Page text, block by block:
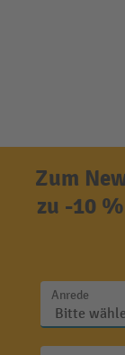
Zum
zu -10
Anrede